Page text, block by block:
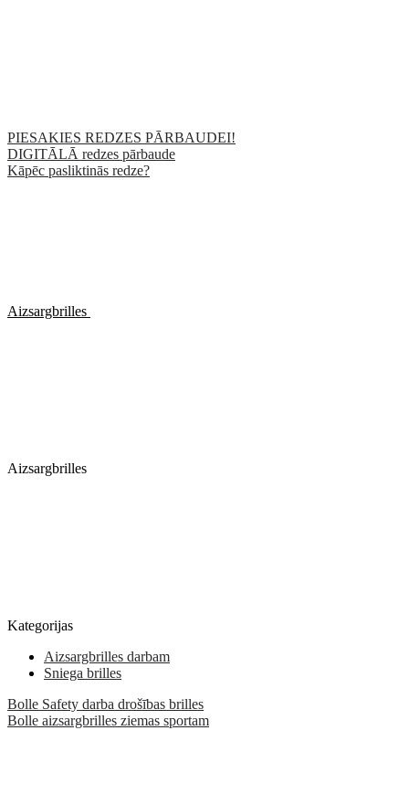
PIESAKIES REDZES PĀRBAUDEI!
DIGITĀLĀ redzes pārbaude
Kāpēc pasliktinās redze?
Aizsargbrilles
Aizsargbrilles
Kategorijas
Aizsargbrilles darbam
Sniega brilles
Bolle Safety darba drošības brilles
Bolle aizsargbrilles ziemas sportam